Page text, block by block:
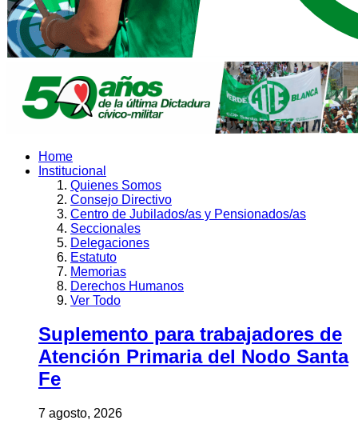
Home
Institucional
Quienes Somos
Consejo Directivo
Centro de Jubilados/as y Pensionados/as
Seccionales
Delegaciones
Estatuto
Memorias
Derechos Humanos
Ver Todo
Suplemento para trabajadores de
Atención Primaria del Nodo Santa
Fe
7 agosto, 2026